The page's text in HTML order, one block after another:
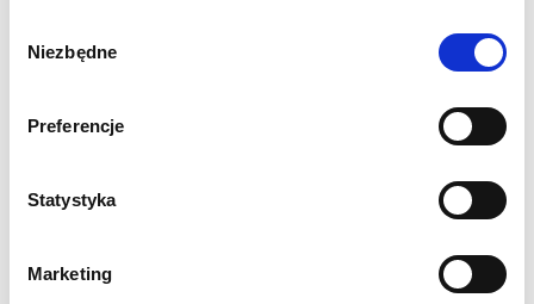
zgody
Niezbędne
Preferencje
Statystyka
Marketing
Tył kasetonu tworzy materiał tekstylny zintegrowany z
Żywotność diod do 50000 godzin
opcjonalnie dodana jest wtyczka
5 lat gwarancji na profile, 1 rok na wydruk, zasilacz i ledy